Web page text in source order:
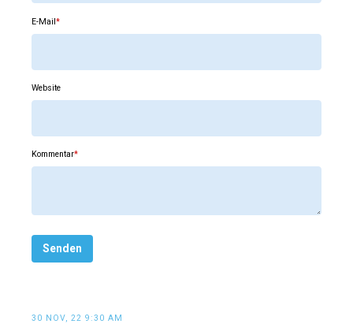
E-Mail*
Website
Kommentar*
30 NOV, 22 9:30 AM